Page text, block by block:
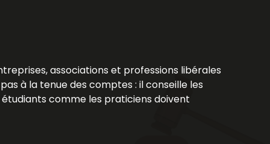
associations et professions libérales
à la tenue des comptes : il conseille les
comme les praticiens doivent